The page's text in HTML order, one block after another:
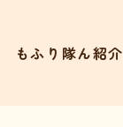
もふり隊ん紹介